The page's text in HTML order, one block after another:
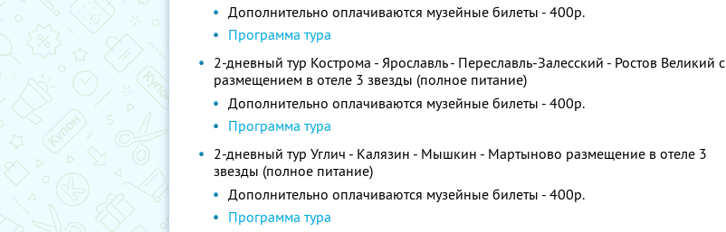
Дополнительно оплачиваются музейные билеты - 400р.
Программа тура
2-дневный тур Кострома - Ярославль - Переславль-Залесский - Ростов Великий с
размещением в отеле 3 звезды (полное питание)
Дополнительно оплачиваются музейные билеты - 400р.
Программа тура
2-дневный тур Углич - Калязин - Мышкин - Мартыново размещение в отеле 3
звезды (полное питание)
Дополнительно оплачиваются музейные билеты - 400р.
Программа тура